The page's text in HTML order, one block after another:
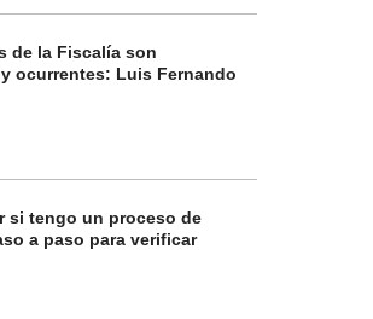
de la Fiscalía son
ocurrentes: Luis Fernando
si tengo un proceso de
a paso para verificar